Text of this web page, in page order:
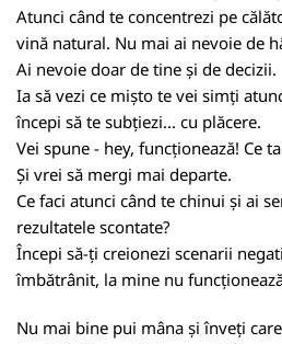
Atunci când te concentrezi pe
vină natural. Nu mai ai nevoie de
Ai nevoie doar de tine și de decizii.
Ia să vezi ce mișto te vei simți
începi să te subțiezi... cu plăcere.
Vei spune - hey, funcționează! Ce
Și vrei să mergi mai departe.
Ce faci atunci când te chinui și ai
rezultatele scontate?
Începi să-ți creionezi scenarii
îmbătrânit, la mine nu
Nu mai bine pui mâna și înveți